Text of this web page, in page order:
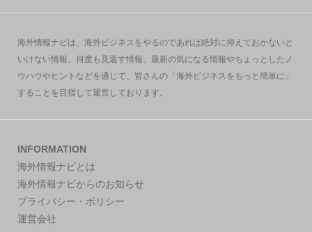
海外情報ナビは、海外ビジネスをやるのであれば絶対に抑えておかないと
いけない情報、何度も見返す情報、最新の気になる情報やちょっとしたノ
ウハウやヒントなどを通じて、皆さんの「海外ビジネスをもっと簡単に」
することを目指して運営しております。
INFORMATION
海外情報ナビとは
海外情報ナビからのお知らせ
プライバシー・ポリシー
運営会社